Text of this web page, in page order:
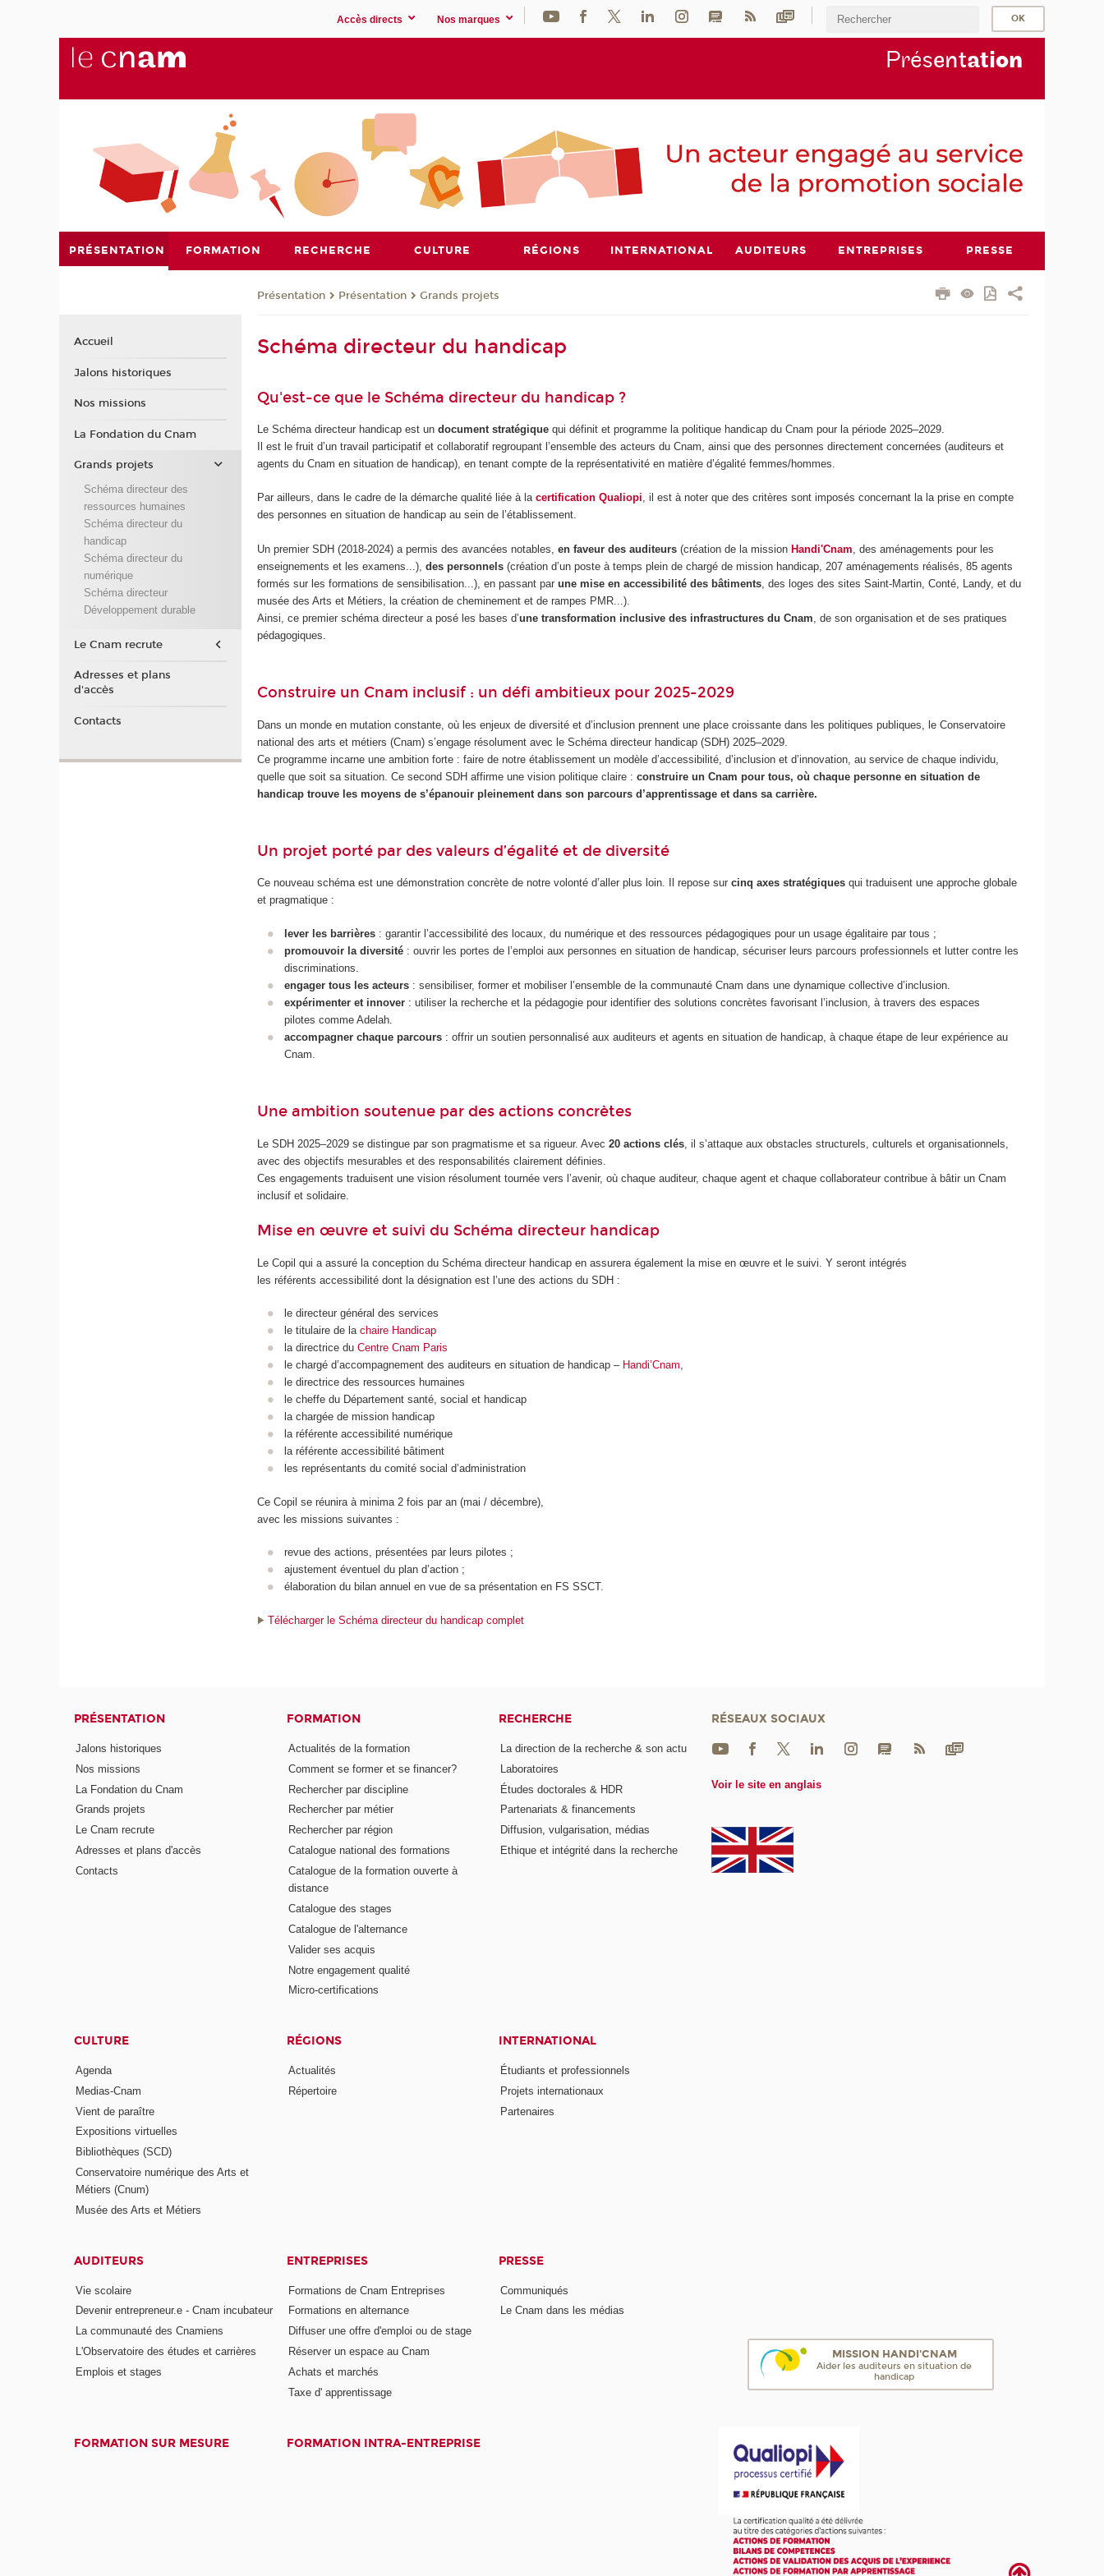
Accès directs Nos marques
Présentation
PRÉSENTATION FORMATION RECHERCHE CULTURE RÉGIONS INTERNATIONAL AUDITEURS ENTREPRISES PRESSE
Présentation Présentation Grands projets
Schéma directeur du handicap
Qu'est-ce que le Schéma directeur du handicap ?
Le Schéma directeur handicap est undocument stratégique qui définit et programme la politique handicap du Cnam pour la période 2025–2029.
Il est le fruit d’un travail participatif et collaboratif regroupant l’ensemble des acteurs du Cnam, ainsi que des personnes directement concernées (auditeurs et
agents du Cnam en situation de handicap), en tenant compte de la représentativité en matière d’égalité femmes/hommes.
Par ailleurs, dans le cadre de la démarche qualité liée à lacertification Qualiopi il est à noter que des critères sont imposés concernant la la prise en compte
des personnes en situation de handicap au sein de l’établissement.
Un premier SDH (2018-2024) a permis des avancées notables,en faveur des auditeurs (création de la missionHandi'Cnam , des aménagements pour les
enseignements et les examens...),des personnels(création d’un poste à temps plein de chargé de mission handicap, 207 aménagements réalisés, 85 agents
formés sur les formations de sensibilisation...), en passant parune mise en accessibilité des bâtiments , des loges des sites Saint-Martin, Conté, Landy, et du
musée des Arts et Métiers, la création de cheminement et de rampes PMR...).
Ainsi, ce premier schéma directeur a posé les bases d’une transformation inclusive des infrastructures du Cnam , de son organisation et de ses pratiques
pédagogiques.
Construire un Cnam inclusif : un défi ambitieux pour 2025-2029
Dans un monde en mutation constante, où les enjeux de diversité et d’inclusion prennent une place croissante dans les politiques publiques, le Conservatoire
national des arts et métiers (Cnam) s’engage résolument avec le Schéma directeur handicap (SDH) 2025–2029.
Ce programme incarne une ambition forte : faire de notre établissement un modèle d’accessibilité, d’inclusion et d’innovation, au service de chaque individu,
quelle que soit sa situation. Ce second SDH affirme une vision politique claire :construire un Cnam pour tous, où chaque personne en situation de
handicap trouve les moyens de s’épanouir pleinement dans son parcours d’apprentissage et dans sa carrière.
Un projet porté par des valeurs d’égalité et de diversité
Ce nouveau schéma est une démonstration concrète de notre volonté d’aller plus loin. Il repose surcinq axes stratégiques qui traduisent une approche globale
et pragmatique :
lever les barrières : garantir l’accessibilité des locaux, du numérique et des ressources pédagogiques pour un usage égalitaire par tous ;
promouvoir la diversité: ouvrir les portes de l’emploi aux personnes en situation de handicap, sécuriser leurs parcours professionnels et lutter contre les
discriminations.
engager tous les acteurs: sensibiliser, former et mobiliser l’ensemble de la communauté Cnam dans une dynamique collective d’inclusion.
expérimenter et innover: utiliser la recherche et la pédagogie pour identifier des solutions concrètes favorisant l’inclusion, à travers des espaces
pilotes comme Adelah.
accompagner chaque parcours : offrir un soutien personnalisé aux auditeurs et agents en situation de handicap, à chaque étape de leur expérience au
Cnam.
Une ambition soutenue par des actions concrètes
Le SDH 2025–2029 se distingue par son pragmatisme et sa rigueur. Avec20 actions clés , il s’attaque aux obstacles structurels, culturels et organisationnels,
avec des objectifs mesurables et des responsabilités clairement définies.
Ces engagements traduisent une vision résolument tournée vers l’avenir, où chaque auditeur, chaque agent et chaque collaborateur contribue à bâtir un Cnam
inclusif et solidaire.
Mise en œuvre et suivi du Schéma directeur handicap
Le Copil qui a assuré la conception du Schéma directeur handicap en assurera également la mise en œuvre et le suivi. Y seront intégrés
les référents accessibilité dont la désignation est l’une des actions du SDH :
le directeur général des services
le titulaire de la chaire Handicap
la directrice du Centre Cnam Paris
le chargé d’accompagnement des auditeurs en situation de handicap – Handi’Cnam,
le directrice des ressources humaines
le cheffe du Département santé, social et handicap
la chargée de mission handicap
la référente accessibilité numérique
la référente accessibilité bâtiment
les représentants du comité social d’administration
Ce Copil se réunira à minima 2 fois par an (mai / décembre),
avec les missions suivantes :
revue des actions, présentées par leurs pilotes ;
ajustement éventuel du plan d’action ;
élaboration du bilan annuel en vue de sa présentation en FS SSCT.
Télécharger le Schéma directeur du handicap complet
Accueil
Jalons historiques
Nos missions
La Fondation du Cnam
Grands projets
Schéma directeur des
ressources humaines
Schéma directeur du
handicap
Schéma directeur du
numérique
Schéma directeur
Développement durable
Le Cnam recrute
Adresses et plans
d'accès
Contacts
PRÉSENTATION
Jalons historiques
Nos missions
La Fondation du Cnam
Grands projets
Le Cnam recrute
Adresses et plans d'accès
Contacts
FORMATION
Actualités de la formation
Comment se former et se financer?
Rechercher par discipline
Rechercher par métier
Rechercher par région
Catalogue national des formations
Catalogue de la formation ouverte à
distance
Catalogue des stages
Catalogue de l'alternance
Valider ses acquis
Notre engagement qualité
Micro-certifications
RECHERCHE
La direction de la recherche & son actu
Laboratoires
Études doctorales & HDR
Partenariats & financements
Diffusion, vulgarisation, médias
Ethique et intégrité dans la recherche
CULTURE
Agenda
Medias-Cnam
Vient de paraître
Expositions virtuelles
Bibliothèques (SCD)
Conservatoire numérique des Arts et
Métiers (Cnum)
Musée des Arts et Métiers
RÉGIONS
Actualités
Répertoire
INTERNATIONAL
Étudiants et professionnels
Projets internationaux
Partenaires
AUDITEURS
Vie scolaire
Devenir entrepreneur.e - Cnam incubateur
La communauté des Cnamiens
L'Observatoire des études et carrières
Emplois et stages
ENTREPRISES
Formations de Cnam Entreprises
Formations en alternance
Diffuser une offre d'emploi ou de stage
Réserver un espace au Cnam
Achats et marchés
Taxe d' apprentissage
PRESSE
Communiqués
Le Cnam dans les médias
FORMATION SUR MESURE FORMATION INTRA-ENTREPRISE
RÉSEAUX SOCIAUX
Voir le site en anglais
MISSION HANDI'CNAM
Aider les auditeurs en situation de
handicap